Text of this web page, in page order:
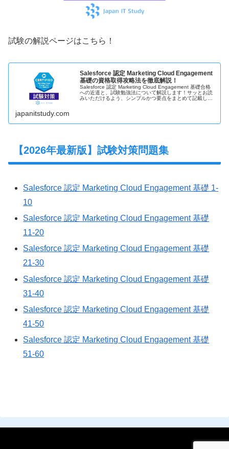
試験の解説ページはこちら！
Salesforce 認定 Marketing Cloud Engagement
基礎の資格取得攻略法を徹底解説！
Salesforce 認定 Marketing Cloud Engagement 基礎合格
への近道と、試験勉強法について解説します！サッとお読
みいただけるよう、シンプルかつ要点をまとめて記載して
japanitstudy.com
【2026年最新版】試験対策問題集
Salesforce 認定 Marketing Cloud Engagement 基礎 1-
10
Salesforce 認定 Marketing Cloud Engagement 基礎
11-20
Salesforce 認定 Marketing Cloud Engagement 基礎
21-30
Salesforce 認定 Marketing Cloud Engagement 基礎
31-40
Salesforce 認定 Marketing Cloud Engagement 基礎
41-50
Salesforce 認定 Marketing Cloud Engagement 基礎
51-60